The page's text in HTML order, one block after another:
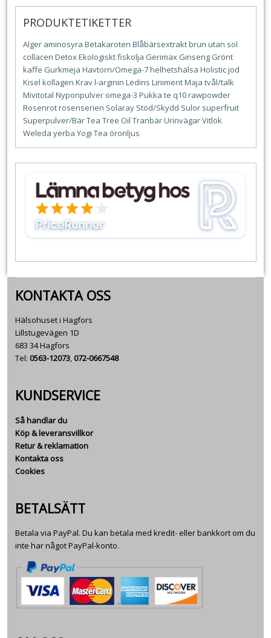
PRODUKTETIKETTER
Alger aminosyra Betakaroten Blåbärsextraktbrun utan sol
collacen DetoxEkologisktfiskolja Gerimax Ginseng Grönt
kaffe Gurkmeja Havtorn/Omega-7helhetshälsa Holisticjod
Kisel kollagen Kravl-arginin Ledins LinimentMaja tvål/talk
Mivitotal Nyponpulver omega-3 Pukka te q10rawpowder
Rosenrotrosenserien Solaray Stöd/Skydd Sulor superfruit
Superpulver/BärTea Tree Oil TranbärUrinvägarVitlök
Weleda yerba Yogi Tea öronljus
KONTAKTA OSS
Hälsohuset i Hagfors
Lillstugevägen 1D
683 34 Hagfors
Tel: 0563-12073,072-0667548
KUNDSERVICE
Så handlar du
Köp & leveransvillkor
Retur & reklamation
Kontakta oss
Cookies
BETALSÄTT
Betala via PayPal. Du kan betala med kredit- eller bankkort om du
inte har något PayPal-konto.